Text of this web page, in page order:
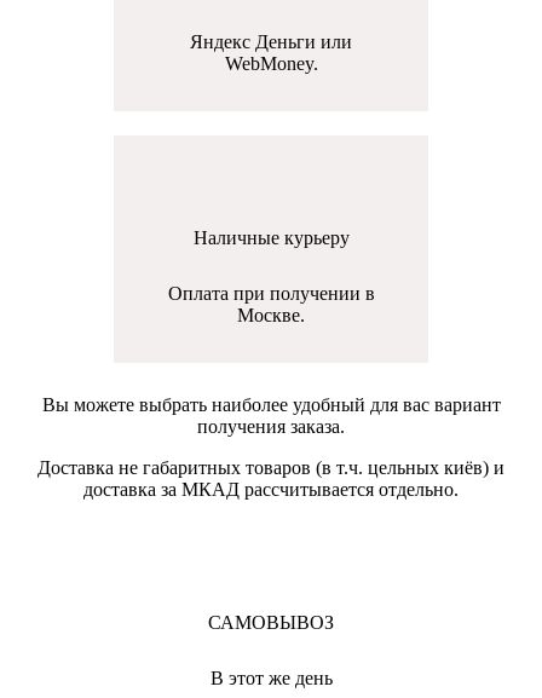
Яндекс Деньги или
WebMoney.
Наличные курьеру
Оплата при получении в
Москве.
Вы можете выбрать наиболее удобный для вас вариант
получения заказа.
Доставка не габаритных товаров (в т.ч. цельных киёв) и
доставка за МКАД рассчитывается отдельно.
САМОВЫВОЗ
В этот же день